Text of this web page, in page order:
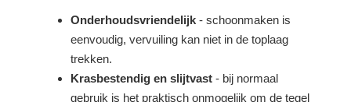
Onderhoudsvriendelijk - schoonmaken is
eenvoudig, vervuiling kan niet in de toplaag
trekken.
Krasbestendig en slijtvast - bij normaal
gebruik is het praktisch onmogelijk om de tegel